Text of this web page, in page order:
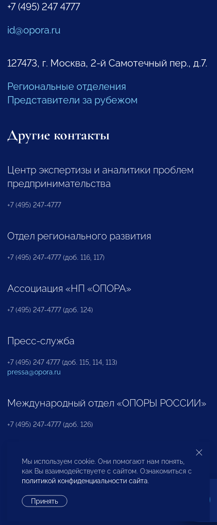
+7 (495) 247 4777
id@opora.ru
127473, г. Москва, 2-й Самотечный пер., д.7.
Региональные отделения
Представители за рубежом
Другие контакты
Центр экспертизы и аналитики проблем
предпринимательства
+7 (495) 247-4777
Отдел регионального развития
+7 (495) 247-4777 (доб. 116, 117)
Ассоциация «НП «ОПОРА»
+7 (495) 247-4777 (доб. 124)
Пресс-служба
+7 (495) 247 4777 (доб. 115, 114, 113)
pressa@opora.ru
Международный отдел «ОПОРЫ РОССИИ»
+7 (495) 247-4777 (доб. 126)
Бюро по защите прав предпринимателей и
инвесторов
Мы используем cookie. Они помогают нам понять,
как Вы взаимодействуете с сайтом. Ознакомиться с
политикой конфиденциальности сайта.
Принять